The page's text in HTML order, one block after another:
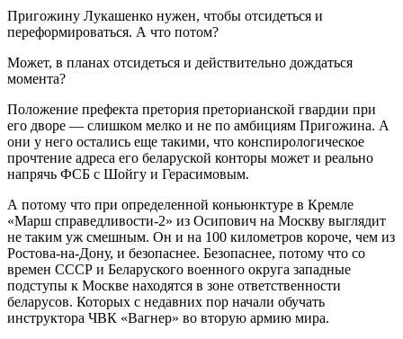
Пригожину Лукашенко нужен, чтобы отсидеться и
переформироваться. А что потом?
Может, в планах отсидеться и действительно дождаться
момента?
Положение префекта претория преторианской гвардии при
его дворе — слишком мелко и не по амбициям Пригожина. А
они у него остались еще такими, что конспирологическое
прочтение адреса его беларуской конторы может и реально
напрячь ФСБ с Шойгу и Герасимовым.
А потому что при определенной коньюнктуре в Кремле
«Марш справедливости-2» из Осипович на Москву выглядит
не таким уж смешным. Он и на 100 километров короче, чем из
Ростова-на-Дону, и безопаснее. Безопаснее, потому что со
времен СССР и Беларуского военного округа западные
подступы к Москве находятся в зоне ответственности
беларусов. Которых с недавних пор начали обучать
инструктора ЧВК «Вагнер» во вторую армию мира.